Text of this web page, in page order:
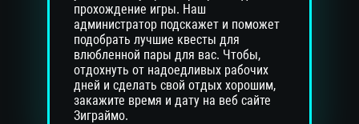
прохождение игры. Наш
администратор подскажет и поможет
подобрать лучшие квесты для
влюбленной пары для вас. Чтобы,
отдохнуть от надоедливых рабочих
дней и сделать свой отдых хорошим,
закажите время и дату на веб сайте
Зиграймо.